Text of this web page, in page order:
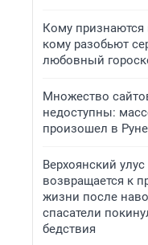
Кому
кому разобьют
любовный
Множество
недоступны:
произошел в
Верхоянский улус
возвращается к
жизни после
спасатели
бедствия